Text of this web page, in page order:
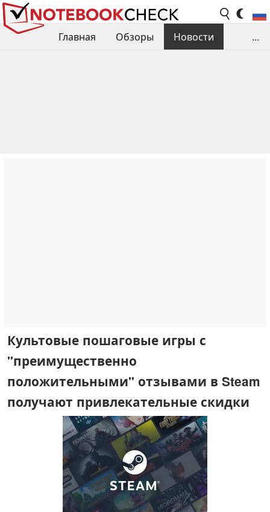
Главная Обзоры
Новости
...
Культовые пошаговые игры с
"преимущественно
положительными" отзывами в Steam
получают привлекательные скидки